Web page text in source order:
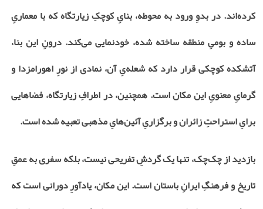
کرده‌اند. در بدوِ ورود به محوطه، بنایِ کوچکِ زیارتگاه که با معماریِ
ساده و بومیِ منطقه ساخته شده، خودنمایی می‌کند. درونِ این بنا،
آتشکده کوچکی قرار دارد که شعله‌یِ آن، نمادی از نورِ اهورامزدا و
گرمایِ معنویِ این مکان است. همچنین، در اطرافِ زیارتگاه، فضاهایی
برایِ استراحتِ زائران و برگزاریِ آئین‌هایِ مذهبی تعبیه شده است.
بازدید از چک‌چک، تنها یک گردشِ تفریحی نیست، بلکه سفری به عمقِ
تاریخ و فرهنگِ ایرانِ باستان است. این مکان، یادآورِ دورانی است که